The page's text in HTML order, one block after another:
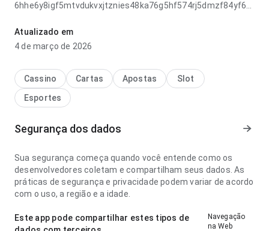
lendo descrições longas; a página não parece carregada.
Ajuda quem quer decidir rapidamente se vale instalar.
Atualizado em
4 de março de 2026
Cassino Cartas Apostas
Slot
Esportes
Segurança dos dados
Sua segurança começa quando você entende como os
desenvolvedores coletam e compartilham seus dados. As
práticas de segurança e privacidade podem variar de acordo
com o uso, a região e a idade.
Este app pode compartilhar estes tipos de
Navegação
na Web